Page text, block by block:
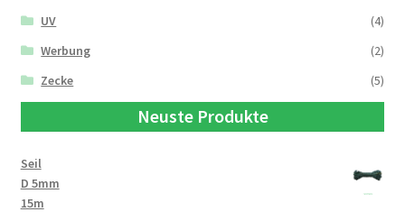
UV
(4)
Werbung
(2)
Zecke
(5)
Neuste Produkte
Seil
D 5mm
15m